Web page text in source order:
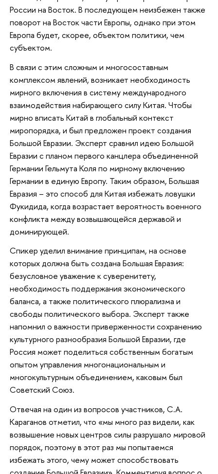
России на Восток. В последующем неизбежен также
поворот на Восток части Европы, однако при этом
Европа будет, скорее, объектом политики, чем
субъектом.
В связи с этим сложным и многосоставным
комплексом явлений, возникает необходимость
мирного включения в систему международного
взаимодействия набирающего силу Китая. Чтобы
мирно вписать Китай в глобальный контекст
миропорядка, и был предложен проект создания
Большой Евразии. Эксперт сравнил идею Большой
Евразии с планом первого канцлера объединенной
Германии Гельмута Коля по мирному включению
Германии в единую Европу. Таким образом, Большая
Евразия – это способ для Китая избежать ловушки
Фукидида, когда возрастает вероятность военного
конфликта между возвышающейся державой и
доминирующей.
Спикер уделил внимание принципам, на основе
которых должна быть создана Большая Евразия:
безусловное уважение к суверенитету,
необходимость поддержания экономического
баланса, а также политического плюрализма и
свободы политического выбора. Эксперт также
напомнил о важности приверженности сохранению
культурного разнообразия Большой Евразии, где
Россия может поделиться собственным богатым
опытом управления многонациональным и
многокультурным объединением, каковым был
Советский Союз.
Отвечая на один из вопросов участников, С.А.
Караганов отметил, что «мы много раз видели, как
возвышение новых центров силы разрушало мировой
порядок, поэтому в этот раз мы попытаемся
избежать этого, чему может способствовать